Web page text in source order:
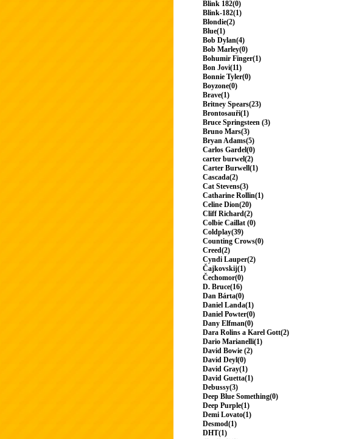
Blink 182(0)
Blink-182(1)
Blondie(2)
Blue(1)
Bob Dylan(4)
Bob Marley(0)
Bohumir Finger(1)
Bon Jovi(11)
Bonnie Tyler(0)
Boyzone(0)
Brave(1)
Britney Spears(23)
Brontosauři(1)
Bruce Springsteen (3)
Bruno Mars(3)
Bryan Adams(5)
Carlos Gardel(0)
carter burwel(2)
Carter Burwell(1)
Cascada(2)
Cat Stevens(3)
Catharine Rollin(1)
Celine Dion(20)
Cliff Richard(2)
Colbie Caillat (0)
Coldplay(39)
Counting Crows(0)
Creed(2)
Cyndi Lauper(2)
Čajkovskij(1)
Čechomor(0)
D. Bruce(16)
Dan Bárta(0)
Daniel Landa(1)
Daniel Powter(0)
Dany Elfman(0)
Dara Rolins a Karel Gott(2)
Dario Marianelli(1)
David Bowie (2)
David Deyl(0)
David Gray(1)
David Guetta(1)
Debussy(3)
Deep Blue Something(0)
Deep Purple(1)
Demi Lovato(1)
Desmod(1)
DHT(1)